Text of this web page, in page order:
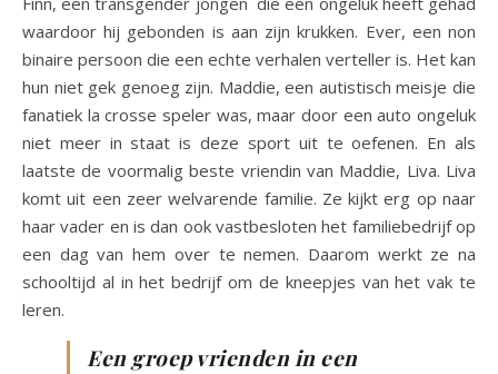
waardoor hij gebonden is aan zijn krukken. Ever, een non
binaire persoon die een echte verhalen verteller is. Het kan
hun niet gek genoeg zijn. Maddie, een autistisch meisje die
fanatiek la crosse speler was, maar door een auto ongeluk
niet meer in staat is deze sport uit te oefenen. En als
laatste de voormalig beste vriendin van Maddie, Liva. Liva
komt uit een zeer welvarende familie. Ze kijkt erg op naar
haar vader en is dan ook vastbesloten het familiebedrijf op
een dag van hem over te nemen. Daarom werkt ze na
schooltijd al in het bedrijf om de kneepjes van het vak te
leren.
Een groep vrienden in een